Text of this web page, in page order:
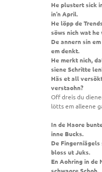
He plustert sick
in’n April.
He löpp de
söws nich wat he
De annern sin
em denkt.
He merkt nich,
siene Schritte
Häs et all
verstaohn?
Off dreis du
lötts em alleene
In de Haore
inne Bucks.
De
bloss ut Juks.
En Aohring in de